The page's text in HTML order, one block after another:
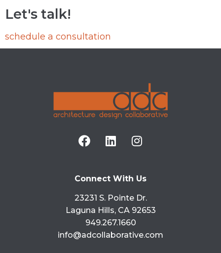
Let's talk!
schedule a consultation
Connect With Us
23231 S. Pointe Dr.
Laguna Hills, CA 92653
949.267.1660
info@adcollaborative.com